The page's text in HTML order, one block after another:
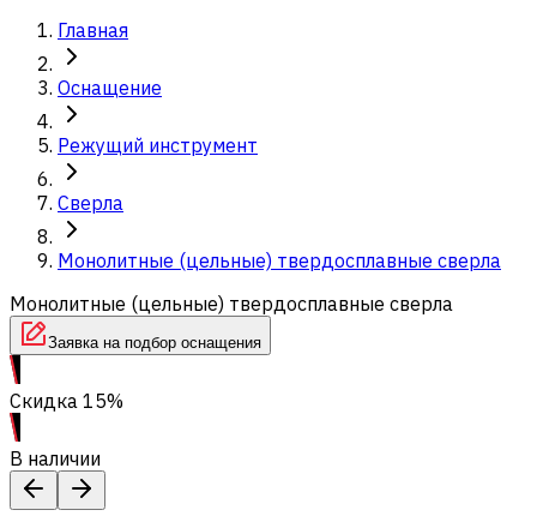
Главная
Оснащение
Режущий инструмент
Сверла
Монолитные (цельные) твердосплавные сверла
Монолитные (цельные) твердосплавные сверла
Заявка на подбор оснащения
Скидка 15%
В наличии